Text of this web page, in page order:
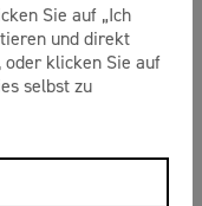
Sie auf „Ich
und direkt
oder klicken Sie auf
selbst zu